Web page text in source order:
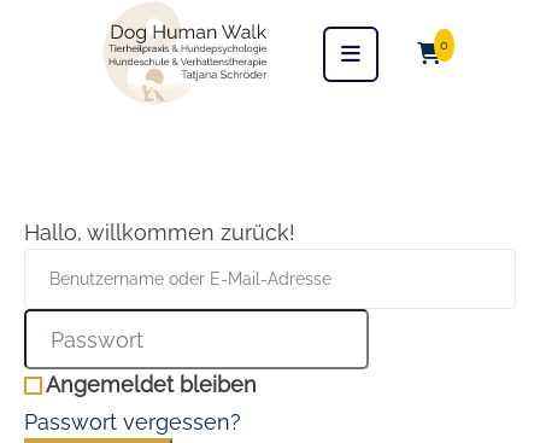
0
Hallo, willkommen zurück!
Angemeldet bleiben
Passwort vergessen?